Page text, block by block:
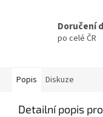
Doručení
po celé ČR
Popis Diskuze
Detailní popis